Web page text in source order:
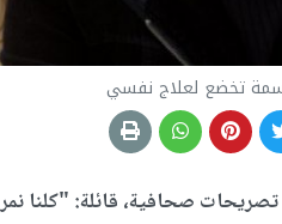
بسمة تخضع لعلاج نفسي
صحافية، قائلة: "كلنا